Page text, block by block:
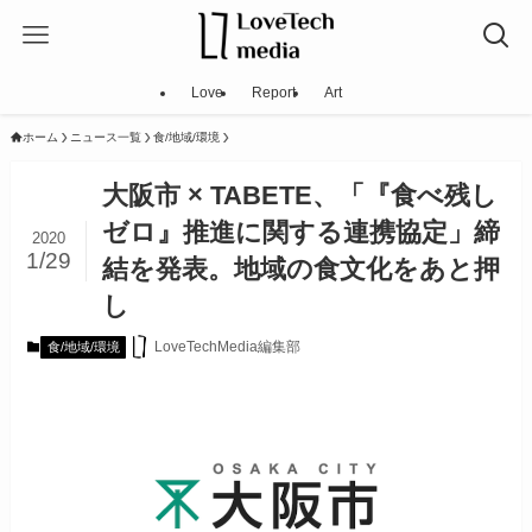
Love Report Art
ホーム ニュース一覧 食/地域/環境
大阪市 × TABETE、「『食べ残し
ゼロ』推進に関する連携協定」締
結を発表。地域の食文化をあと押
し
2020
1/29
食/地域/環境 LoveTechMedia編集部